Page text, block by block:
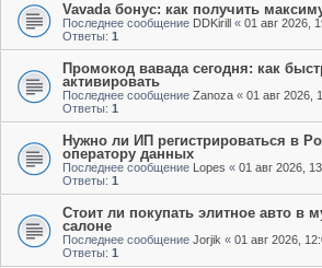
Vavada бонус: как получить
Последнее сообщение DDKirill « 01 авг 2026,
Ответы: 1
Промокод вавада сегодня: как
активировать
Последнее сообщение Zanoza « 01 авг 2026,
Ответы: 1
Нужно ли ИП регистрироваться в
оператору данных
Последнее сообщение Lopes « 01 авг 2026,
Ответы: 1
Стоит ли покупать элитное авто в
салоне
Последнее сообщение Jorjik « 01 авг 2026,
Ответы: 1